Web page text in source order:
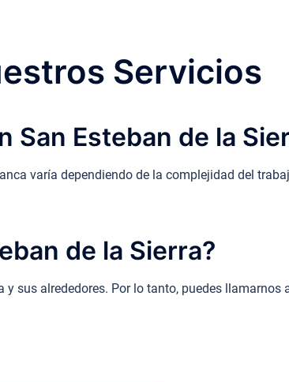
Servicios
San Esteban de la
varía dependiendo de la complejidad del
de la Sierra?
sus alrededores. Por lo tanto, puedes llamarnos